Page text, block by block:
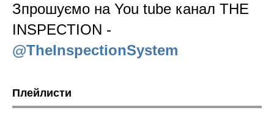
Зпрошуємо на You tube канал THE
INSPECTION -
@TheInspectionSystem
Плейлисти